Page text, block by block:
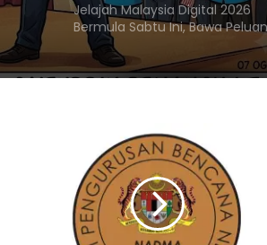
Malaysia Dipilih Jadi Tuan
Kongres Farmasi Dunia 2027
Ketua Mossad Pecat Dua
Kanan Kerana Plot Gagal Guling
Kerajaan Iran